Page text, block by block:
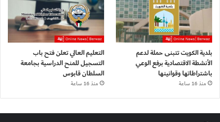
بلدية الكويت تتبنى حملة لدعم
الأنشطة الاقتصادية برفع الوعي
باشتراطاتها وقوانينها
منذ 16 ساعة
التعليم العالي تعلن فتح باب
التسجيل للمنح الدراسية بجامعة
السلطان قابوس
منذ 16 ساعة